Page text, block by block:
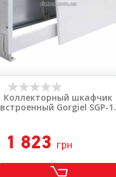
Коллекторный шкафчик
встроенный Gorgiel SGP-1.
1 823 грн